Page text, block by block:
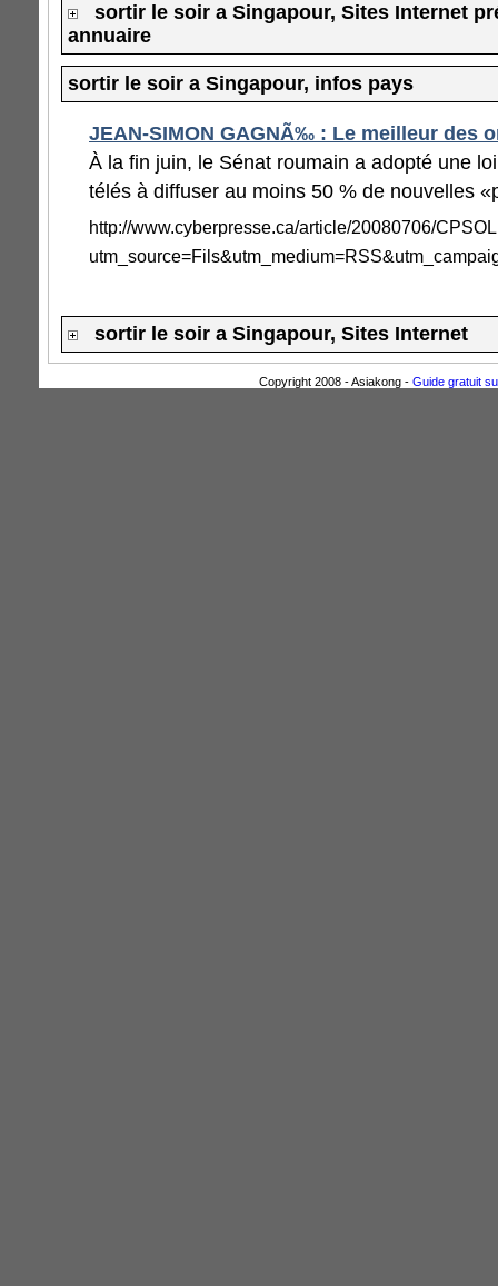
sortir le soir a Singapour, Sites Internet
annuaire
sortir le soir a Singapour, infos pays
JEAN-SIMON GAGNÃ‰ : Le meilleur des
À la fin juin, le Sénat roumain a adopté une
télés à diffuser au moins 50 % de nouvelles
http://www.cyberpresse.ca/article/20080706/
sortir le soir a Singapour, Sites Internet
Copyright 2008 - Asiakong - Guide gratuit